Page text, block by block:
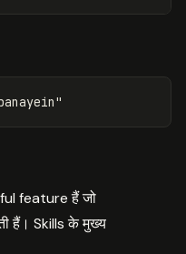
feature हैं जो
हैं। Skills के मुख्य